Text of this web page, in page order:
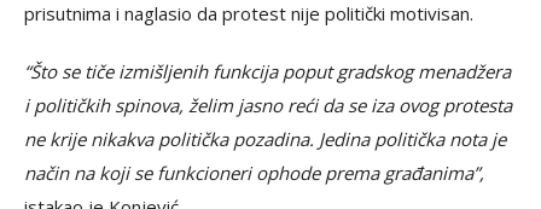
prisutnima i naglasio da protest nije politički motivisan.
“Što se tiče izmišljenih funkcija poput gradskog menadžera
i političkih spinova, želim jasno reći da se iza ovog protesta
ne krije nikakva politička pozadina. Jedina politička nota je
način na koji se funkcioneri ophode prema građanima”,